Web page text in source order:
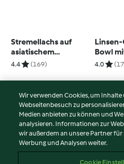
Stremellachs auf
asiatischem
Fenchelgemüse
4.4 (169)
Bowl
4.0
© Copyright 2026
Nutzungsbedingungen
Datenschutzrichtlinien
Wir verwenden Cookies, um Inhalte
Webseitenbesuch zu
Medien anbieten zu können und
analysieren. Informationen zur
wir außerdem an unsere Partner für
Werbung und Analysen weiter.
Cookie